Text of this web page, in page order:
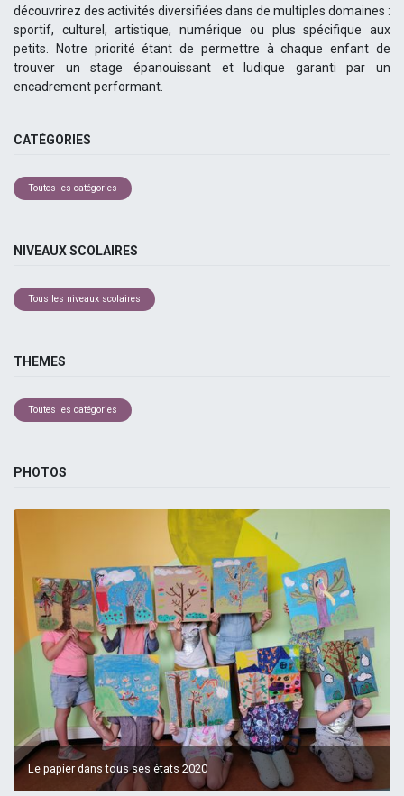
découvrirez des activités diversifiées dans de multiples domaines :
sportif, culturel, artistique, numérique ou plus spécifique aux
petits. Notre priorité étant de permettre à chaque enfant de
trouver un stage épanouissant et ludique garanti par un
encadrement performant.
CATÉGORIES
Toutes les catégories
NIVEAUX SCOLAIRES
Tous les niveaux scolaires
THEMES
Toutes les catégories
PHOTOS
Le papier dans tous ses états 2020